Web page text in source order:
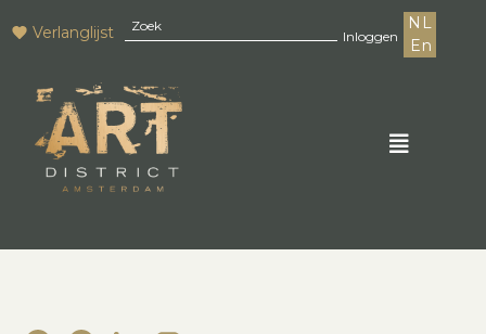
Verlanglijst Inloggen
NL
En